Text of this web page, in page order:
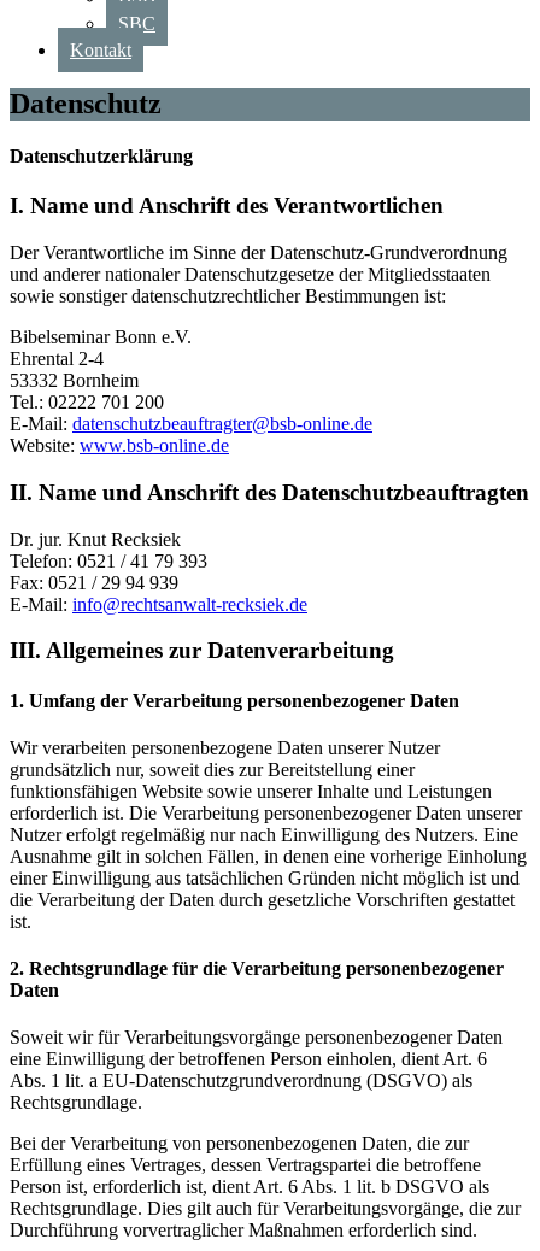
SBC
Kontakt
Datenschutz
Datenschutzerklärung
I. Name und Anschrift des Verantwortlichen
Der Verantwortliche im Sinne der Datenschutz-Grundverordnung
und anderer nationaler Datenschutzgesetze der Mitgliedsstaaten
sowie sonstiger datenschutzrechtlicher Bestimmungen ist:
Bibelseminar Bonn e.V.
Ehrental 2-4
53332 Bornheim
Tel.: 02222 701 200
E-Mail: datenschutzbeauftragter@bsb-online.de
Website: www.bsb-online.de
II. Name und Anschrift des Datenschutzbeauftragten
Dr. jur. Knut Recksiek
Telefon: 0521 / 41 79 393
Fax: 0521 / 29 94 939
E-Mail: info@rechtsanwalt-recksiek.de
III. Allgemeines zur Datenverarbeitung
1. Umfang der Verarbeitung personenbezogener Daten
Wir verarbeiten personenbezogene Daten unserer Nutzer
grundsätzlich nur, soweit dies zur Bereitstellung einer
funktionsfähigen Website sowie unserer Inhalte und Leistungen
erforderlich ist. Die Verarbeitung personenbezogener Daten unserer
Nutzer erfolgt regelmäßig nur nach Einwilligung des Nutzers. Eine
Ausnahme gilt in solchen Fällen, in denen eine vorherige Einholung
einer Einwilligung aus tatsächlichen Gründen nicht möglich ist und
die Verarbeitung der Daten durch gesetzliche Vorschriften gestattet
ist.
2. Rechtsgrundlage für die Verarbeitung personenbezogener
Daten
Soweit wir für Verarbeitungsvorgänge personenbezogener Daten
eine Einwilligung der betroffenen Person einholen, dient Art. 6
Abs. 1 lit. a EU-Datenschutzgrundverordnung (DSGVO) als
Rechtsgrundlage.
Bei der Verarbeitung von personenbezogenen Daten, die zur
Erfüllung eines Vertrages, dessen Vertragspartei die betroffene
Person ist, erforderlich ist, dient Art. 6 Abs. 1 lit. b DSGVO als
Rechtsgrundlage. Dies gilt auch für Verarbeitungsvorgänge, die zur
Durchführung vorvertraglicher Maßnahmen erforderlich sind.